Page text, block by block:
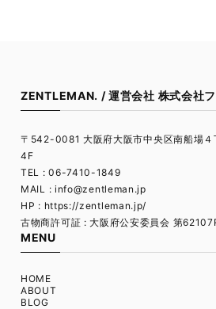
ZENTLEMAN. / 運営会社 株式会社
〒542-0081 大阪府大阪市中央区南船場
4F
TEL : 06-7410-1849
MAIL : info@zentleman.jp
HP : https://zentleman.jp/
古物商許可証 : 大阪府公安委員会 第
MENU
HOME
ABOUT
BLOG